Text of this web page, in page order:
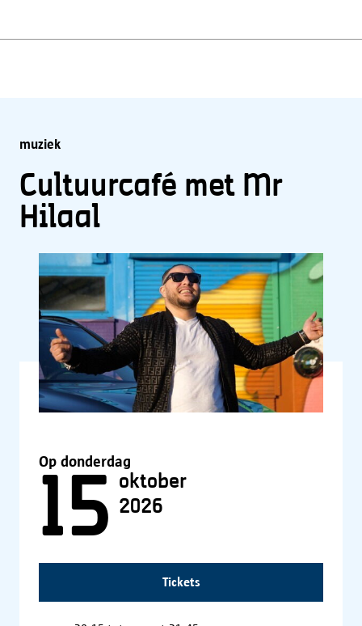
muziek
Cultuurcafé met Mr
Hilaal
Op donderdag
15
oktober
2026
Tickets